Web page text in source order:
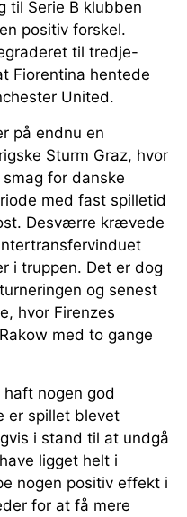
til Serie B klubben
positiv forskel.
til tredje-
Fiorentina hentede
United.
på endnu en
Sturm Graz, hvor
for danske
med fast spilletid
Desværre krævede
i truppen. Det er dog
og senest
hvor Firenzes
med to gange
nogen god
er spillet blevet
i stand til at undgå
ligget helt i
nogen positiv effekt i
for at få mere